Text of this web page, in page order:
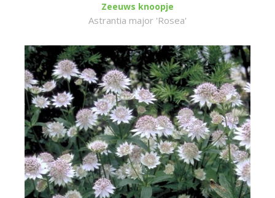
Zeeuws knoopje
Astrantia major 'Rosea'